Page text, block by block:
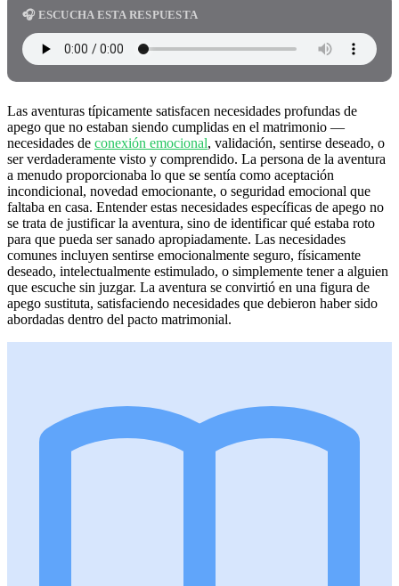
🎧 ESCUCHA ESTA RESPUESTA
Las aventuras típicamente satisfacen necesidades profundas de
apego que no estaban siendo cumplidas en el matrimonio —
necesidades de conexión emocional, validación, sentirse deseado, o
ser verdaderamente visto y comprendido. La persona de la aventura
a menudo proporcionaba lo que se sentía como aceptación
incondicional, novedad emocionante, o seguridad emocional que
faltaba en casa. Entender estas necesidades específicas de apego no
se trata de justificar la aventura, sino de identificar qué estaba roto
para que pueda ser sanado apropiadamente. Las necesidades
comunes incluyen sentirse emocionalmente seguro, físicamente
deseado, intelectualmente estimulado, o simplemente tener a alguien
que escuche sin juzgar. La aventura se convirtió en una figura de
apego sustituta, satisfaciendo necesidades que debieron haber sido
abordadas dentro del pacto matrimonial.